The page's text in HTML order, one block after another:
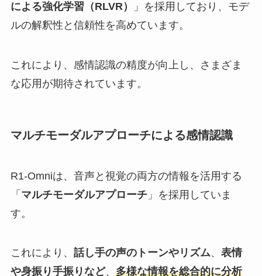
による強化学習（RLVR）
」を採用しており、モデ
ルの解釈性と信頼性を高めています。​
これにより、感情認識の精度が向上し、さまざま
な応用が期待されています。​
マルチモーダルアプローチによる感情認識
R1-Omniは、音声と視覚の両方の情報を活用する
「 マルチモーダルアプローチ」を採用していま
す。
​これにより、 話し手の声のトーンやリズム、 表情
や身振り手振りなど、 多様な情報を総合的に分析